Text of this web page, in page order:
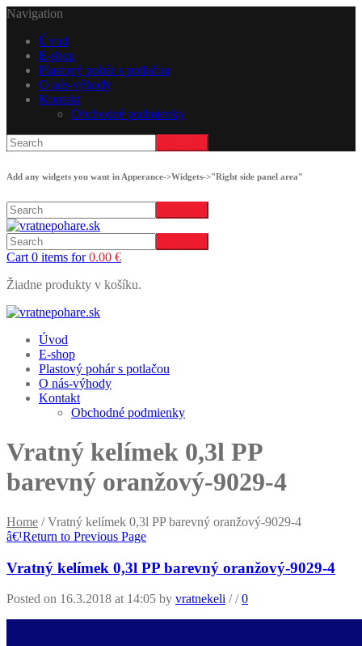
Navigation
Úvod
E-shop
Plastový pohár s potlačou
O nás-výhody
Kontakt
Obchodné podmienky
Add any widgets you want in Apperance->Widgets->"Right side panel area"
Cart 0 items for0.00 €
Žiadne produkty v košíku.
Úvod
E-shop
Plastový pohár s potlačou
O nás-výhody
Kontakt
Obchodné podmienky
Vratný kelímek 0,3l PP
barevný oranžový-9029-4
Home / Vratný kelímek 0,3l PP barevný oranžový-9029-4
â€¹Return to Previous Page
Vratný kelímek 0,3l PP barevný oranžový-9029-4
Posted on 16.3.2018 at 14:05 by vratnekeli //0